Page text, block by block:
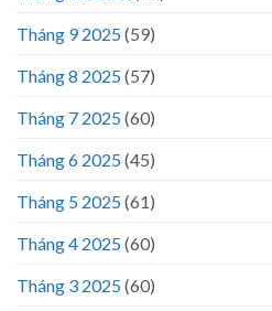
Tháng 9 2025(59)
Tháng 8 2025(57)
Tháng 7 2025(60)
Tháng 6 2025(45)
Tháng 5 2025(61)
Tháng 4 2025(60)
Tháng 3 2025(60)